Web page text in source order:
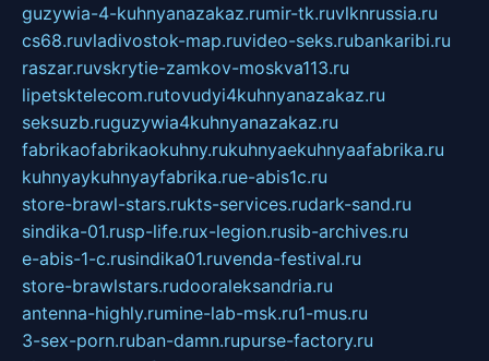
guzywia-4-kuhnyanazakaz.rumir-tk.ruvlknrussia.ru
cs68.ruvladivostok-map.ruvideo-seks.rubankaribi.ru
raszar.ruvskrytie-zamkov-moskva113.ru
lipetsktelecom.rutovudyi4kuhnyanazakaz.ru
seksuzb.ruguzywia4kuhnyanazakaz.ru
fabrikaofabrikaokuhny.rukuhnyaekuhnyaafabrika.ru
kuhnyaykuhnyayfabrika.rue-abis1c.ru
store-brawl-stars.rukts-services.rudark-sand.ru
sindika-01.rusp-life.rux-legion.rusib-archives.ru
e-abis-1-c.rusindika01.ruvenda-festival.ru
store-brawlstars.rudooraleksandria.ru
antenna-highly.rumine-lab-msk.ru1-mus.ru
3-sex-porn.ruban-damn.rupurse-factory.ru